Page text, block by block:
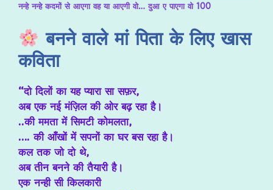
नन्हे नन्हे कदमों से आएगा वह या आएगी वो… दुआ ए पाएगा वो 100
बनने वाले मां पिता के लिए खास
कविता
“दो दिलों का यह प्यारा सा सफ़र,
अब एक नई मंज़िल की ओर बढ़ रहा है।
..की ममता में सिमटी कोमलता,
…. की आँखों में सपनों का घर बस रहा है।
कल तक जो दो थे,
अब तीन बनने की तैयारी है।
एक नन्ही सी किलकारी